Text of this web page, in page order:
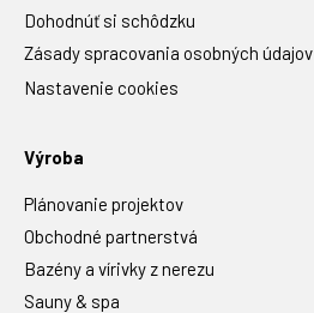
Dohodnúť si schôdzku
Zásady spracovania osobných údajov
Nastavenie cookies
Výroba
Plánovanie projektov
Obchodné partnerstvá
Bazény a vírivky z nerezu
Sauny & spa